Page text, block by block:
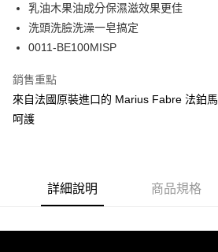
2.透過簡訊連結打開帳單後，可選擇「超商條碼
帳／街口支付／iPASS MONEY」等通路繳費。
用戶於交易時，得透過本服務購買商品或服務，
買賣價金債權讓與本公司後，依約使用本公司
2.基於同意付款使用「大哥付你分期」之契約關
資料（包含姓名、電話或地址）提供予台灣大哥
每筆NT$80，滿NT$490(含以上)免運費
離島郵局
付款後門市自取
免運費
乳油木果油成分保濕滋效果更佳
洗頭洗臉洗澡一皂搞定
0011-BE100MISP
銷售重點
來自法國原裝進口的 Marius Fabre 法鉑
呵護
詳細說明 商品規格